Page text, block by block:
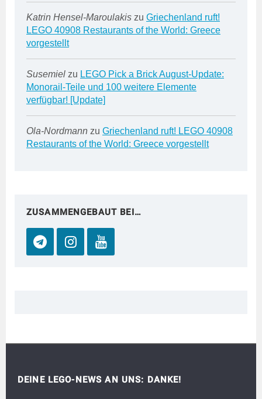
Katrin Hensel-Maroulakis zu Griechenland ruft!
LEGO 40908 Restaurants of the World: Greece
vorgestellt
Susemiel zu LEGO Pick a Brick August-Update:
Monorail-Teile und 100 weitere Elemente
verfügbar! [Update]
Ola-Nordmann zu Griechenland ruft! LEGO 40908
Restaurants of the World: Greece vorgestellt
ZUSAMMENGEBAUT BEI…
DEINE LEGO-NEWS AN UNS: DANKE!